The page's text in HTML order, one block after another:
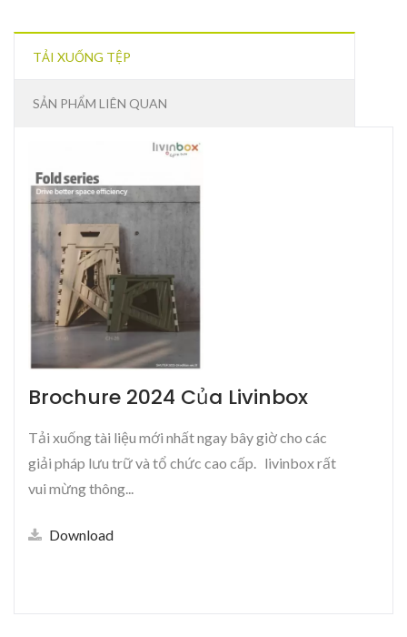
TẢI XUỐNG TỆP
SẢN PHẨM LIÊN QUAN
Brochure 2024 Của Livinbox
Tải xuống tài liệu mới nhất ngay bây giờ cho các
giải pháp lưu trữ và tổ chức cao cấp. livinbox rất
vui mừng thông...
Download